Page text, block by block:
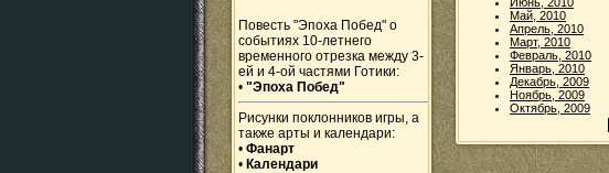
Повесть "Эпоха Побед" о
событиях 10-летнего
временного отрезка между 3-
ей и 4-ой частями Готики:
• "Эпоха Побед"
Рисунки поклонников игры, а
также арты и календари:
• Фанарт
• Календари
Май, 2010
Апрель, 2010
Март, 2010
Февраль, 2010
Январь, 2010
Декабрь, 2009
Ноябрь, 2009
Октябрь, 2009